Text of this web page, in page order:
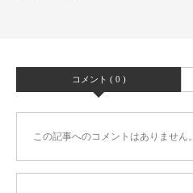
コメント ( 0 )
この記事へのコメントはありません。